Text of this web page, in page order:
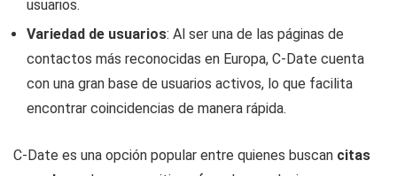
usuarios.
Variedad de usuarios: Al ser una de las páginas de
contactos más reconocidas en Europa, C-Date cuenta
con una gran base de usuarios activos, lo que facilita
encontrar coincidencias de manera rápida.
C-Date es una opción popular entre quienes buscan citas